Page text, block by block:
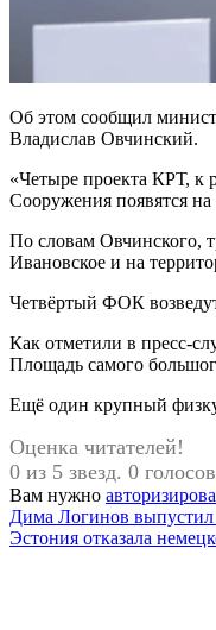
Об этом сообщил
Владислав Овчинский.
«Четыре проекта КРТ, к
Сооружения появятся
По словам Овчинского,
Ивановское и на
Четвёртый ФОК
Как отметили в пресс-
Площадь самого
Ещё один крупный
Оценка читателей!
0 из 5 звезд. 0
Вам нужно
Навигация
по
Предыдущая
запись:
Дима Логинов выпустил
Следующая
Эстония отказала